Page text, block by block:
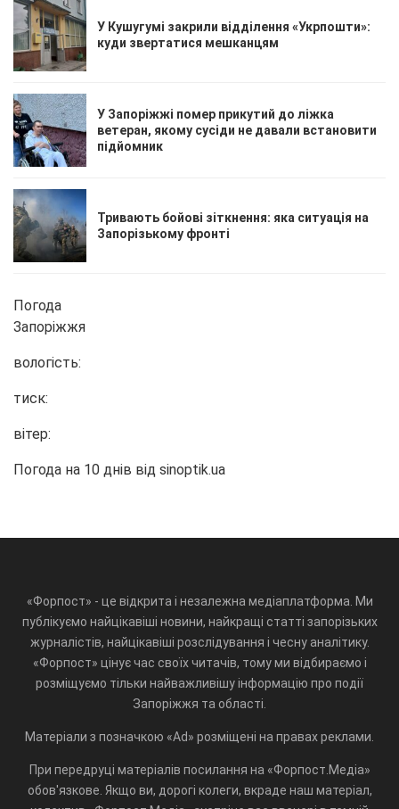
У Кушугумі закрили відділення «Укрпошти»:
куди звертатися мешканцям
У Запоріжжі помер прикутий до ліжка
ветеран, якому сусіди не давали встановити
підйомник
Тривають бойові зіткнення: яка ситуація на
Запорізькому фронті
Погода
Запоріжжя
вологість:
тиск:
вітер:
Погода на 10 днів від sinoptik.ua
«Форпост» - це відкрита і незалежна медіаплатформа. Ми
публікуємо найцікавіші новини, найкращі статті запорізьких
журналістів, найцікавіші розслідування і чесну аналітику.
«Форпост» цінує час своїх читачів, тому ми відбираємо і
розміщуємо тільки найважливішу інформацію про події
Запоріжжя та області.
Матеріали з позначкою «Ad» розміщені на правах реклами.
При передруці матеріалів посилання на «Форпост.Медіа»
обов'язкове. Якщо ви, дорогі колеги, вкраде наш матеріал,